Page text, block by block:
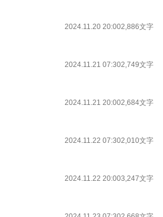
2024.11.20 20:002,886文字
2024.11.21 07:302,749文字
2024.11.21 20:002,684文字
2024.11.22 07:302,010文字
2024.11.22 20:003,247文字